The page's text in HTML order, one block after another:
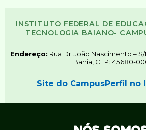
INSTITUTO FEDERAL DE
TECNOLOGIA BAIANO-
Endereço: Rua Dr. João Nascimento –
Bahia, CEP: 45680-
Site do CampusPerfil no